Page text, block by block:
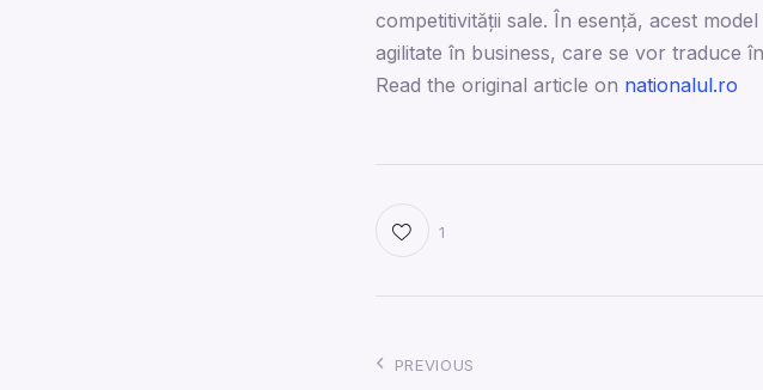
competitivității sale. În esență, acest
agilitate în business, care se vor traduce
Read the original article on nationalul.ro
1
PREVIOUS